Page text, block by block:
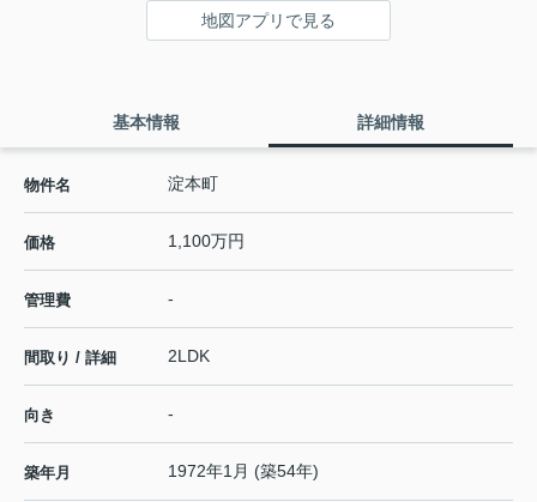
地図アプリで見る
基本情報 詳細情報
物件名 淀本町
価格 1,100万円
管理費 -
間取り / 詳細 2LDK
向き -
築年月 1972年1月 (築54年)